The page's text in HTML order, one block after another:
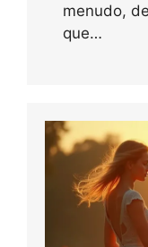
menudo,
que…